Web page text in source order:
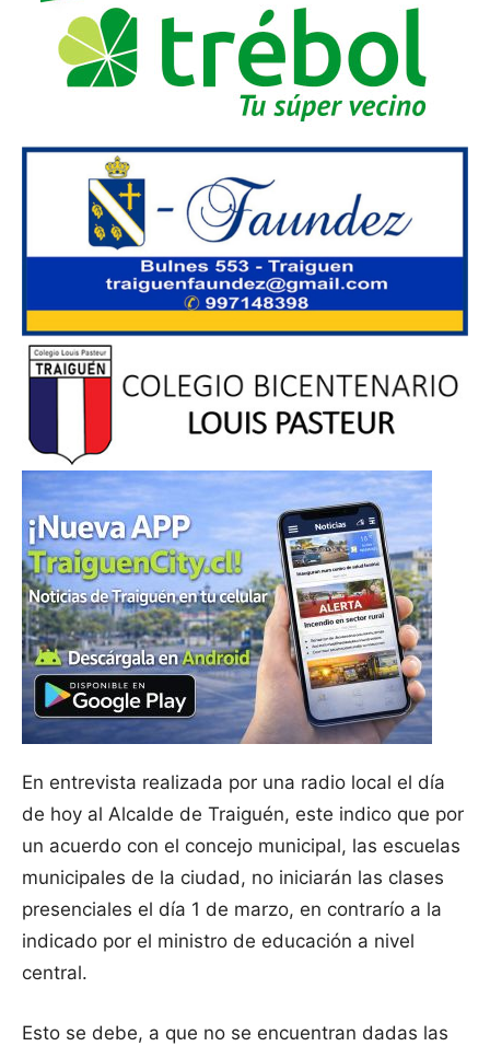
En entrevista realizada por una radio local el día
de hoy al Alcalde de Traiguén, este indico que por
un acuerdo con el concejo municipal, las escuelas
municipales de la ciudad, no iniciarán las clases
presenciales el día 1 de marzo, en contrarío a la
indicado por el ministro de educación a nivel
central.
Esto se debe, a que no se encuentran dadas las